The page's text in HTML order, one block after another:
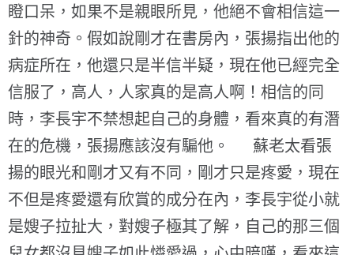
瞪口呆，如果不是親眼所見，他絕不會相信這一
針的神奇。假如說剛才在書房內，張揚指出他的
病症所在，他還只是半信半疑，現在他已經完全
信服了，高人，人家真的是高人啊！相信的同
時，李長宇不禁想起自己的身體，看來真的有潛
在的危機，張揚應該沒有騙他。 蘇老太看張
揚的眼光和剛才又有不同，剛才只是疼愛，現在
不但是疼愛還有欣賞的成分在內，李長宇從小就
是嫂子拉扯大，對嫂子極其了解，自己的那三個